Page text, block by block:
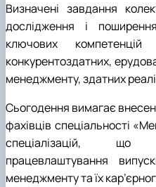
Визначені завдання
дослідження і
ключових
конкурентоздатних,
менеджменту, здатних
Сьогодення вимагає
фахівців спеціальності
спеціалізацій, що
працевлаштування
менеджменту та їх